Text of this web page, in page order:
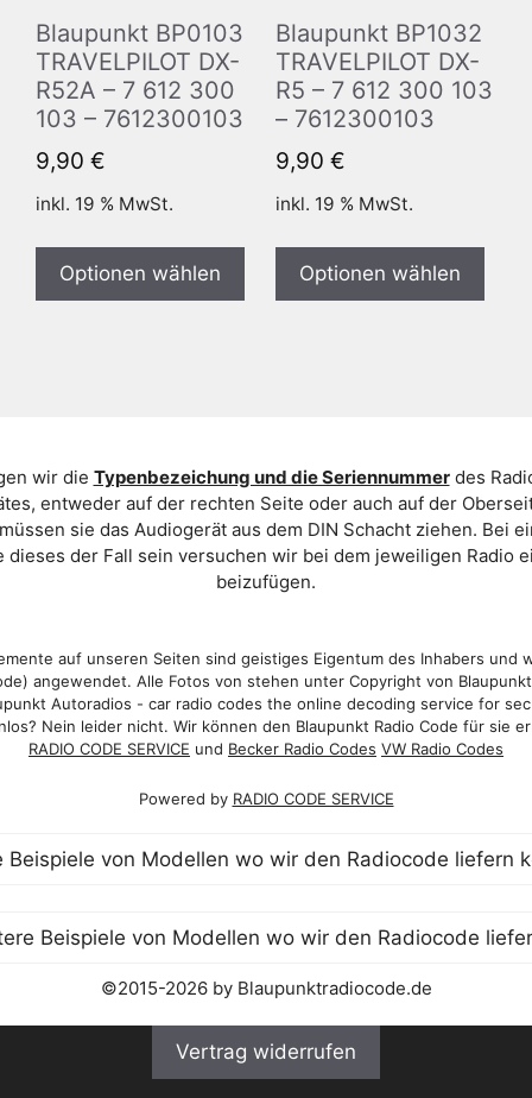
Blaupunkt BP0103
TRAVELPILOT DX-
R52A – 7 612 300
103 – 7612300103
9,90 €
inkl. 19 % MwSt.
Optionen wählen
Blaupunkt BP1032
TRAVELPILOT DX-
R5 – 7 612 300 103
– 7612300103
9,90 €
inkl. 19 % MwSt.
Optionen wählen
wir die Typenbezeichung und die Seriennummerdes
entweder auf der rechten Seite oder auch auf der
sie das Audiogerät aus dem DIN Schacht ziehen. Bei
der Fall sein versuchen wir bei dem jeweiligen Radio
beizufügen.
auf unseren Seiten sind geistiges Eigentum des Inhabers und
angewendet. Alle Fotos von stehen unter Copyright von
Autoradios - car radio codes the online decoding service for
Nein leider nicht. Wir können den Blaupunkt Radio Code für sie
RADIO CODE SERVICE und Becker Radio Codes VW Radio Codes
Powered by RADIO CODE SERVICE
©2015-2026 by Blaupunktradiocode.de
Vertrag widerrufen